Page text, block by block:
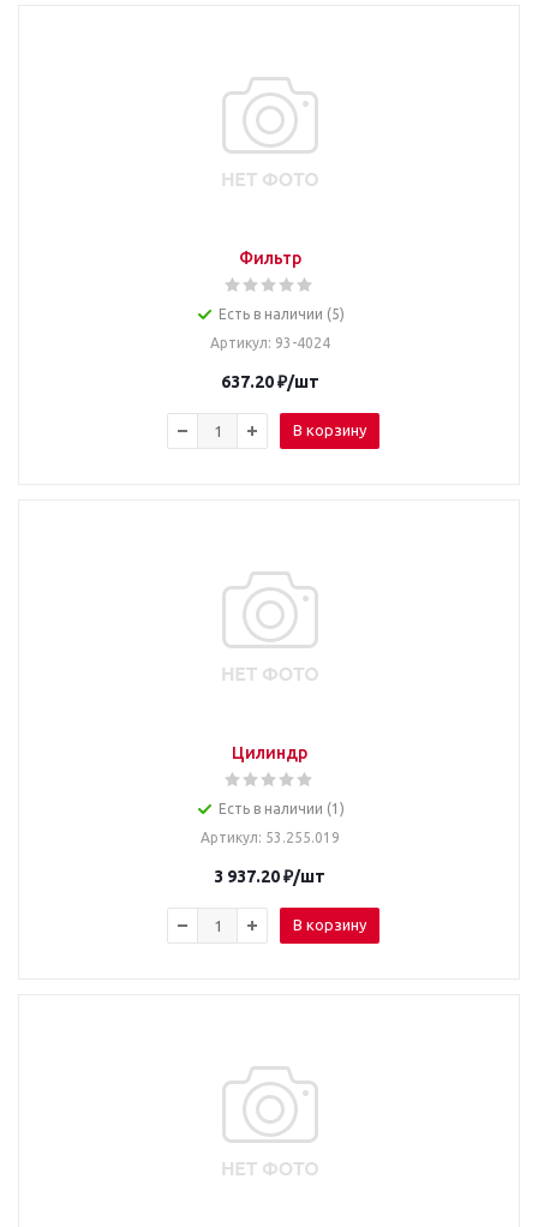
Фильтр
Есть в наличии (5)
Артикул: 93-4024
637.20₽/шт
В корзину
Цилиндр
Есть в наличии (1)
Артикул: 53.255.019
3 937.20₽/шт
В корзину